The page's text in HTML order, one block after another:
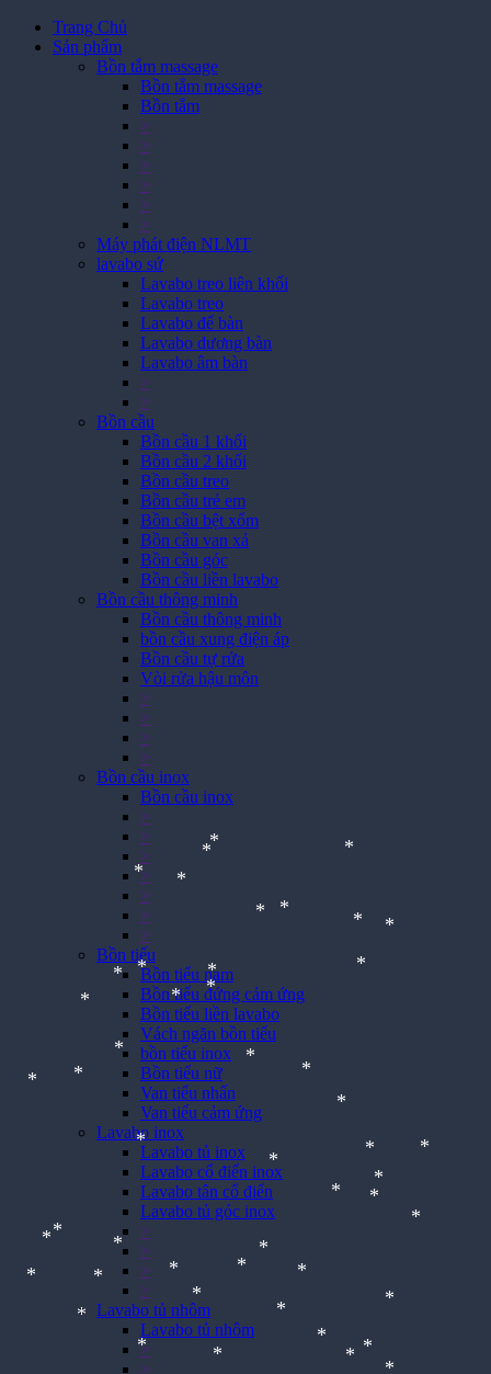
*
*
*
*
*
*
*
*
*
*
*
Trang Chủ
Sản phẩm
Bồn tắm massage
Bồn tắm massage
Bồn tắm
>
>
>
>
>
>
Máy phát điện NLMT
lavabo sứ
Lavabo treo liên khối
Lavabo treo
Lavabo để bàn
Lavabo dương bàn
Lavabo âm bàn
>
>
Bồn cầu
Bồn cầu 1 khối
Bồn cầu 2 khối
Bồn cầu treo
Bồn cầu trẻ em
Bồn cầu bệt xổm
Bồn cầu van xả
Bồn cầu góc
Bồn cầu liền lavabo
Bồn cầu thông minh
Bồn cầu thông minh
bồn cầu xung điện áp
Bồn cầu tự rửa
Vòi rửa hậu môn
>
>
>
>
Bồn cầu inox
Bồn cầu inox
>
>
>
>
>
>
>
Bồn tiểu
Bồn tiểu nam
Bồn tiểu đứng cảm ứng
Bồn tiểu liền lavabo
Vách ngăn bồn tiểu
bồn tiểu inox
Bồn tiểu nữ
Van tiểu nhấn
Van tiểu cảm ứng
Lavabo inox
Lavabo tủ inox
Lavabo cổ điển inox
Lavabo tân cổ điển
Lavabo tủ góc inox
>
>
>
>
Lavabo tủ nhôm
Lavabo tủ nhôm
>
>